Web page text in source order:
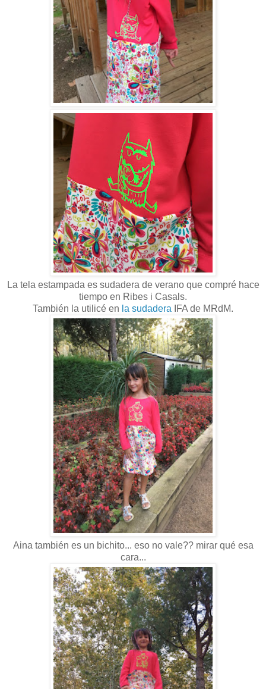
La tela estampada es sudadera de verano que compré hace
tiempo en Ribes i Casals.
También la utilicé en la sudadera IFA de MRdM.
Aina también es un bichito... eso no vale?? mirar qué esa
cara...